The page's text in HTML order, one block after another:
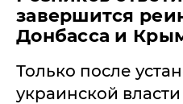
завершится
Донбасса и
Только после
украинской